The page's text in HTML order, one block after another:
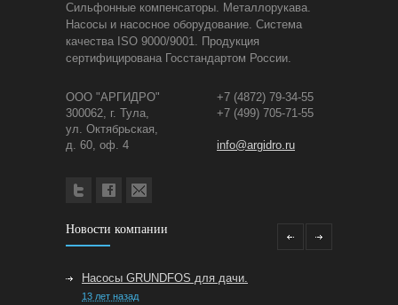
Сильфонные компенсаторы. Металлорукава.
Насосы и насосное оборудование. Система
качества ISO 9000/9001. Продукция
сертифицирована Госстандартом России.
ООО "АРГИДРО"
+7 (4872) 79-34-55
300062, г. Тула,
+7 (499) 705-71-55
ул. Октябрьская,
д. 60, оф. 4
info@argidro.ru
Новости компании
Насосы GRUNDFOS для дачи.
13 лет назад